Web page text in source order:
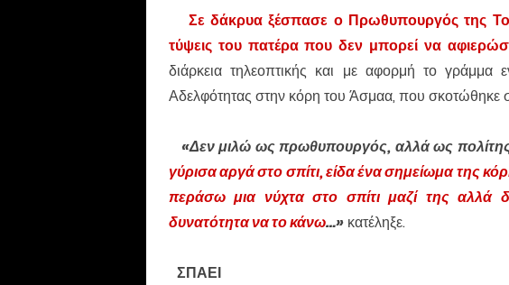
Σε δάκρυα ξέσπασε ο Πρωθυπουργός της
τύψεις του πατέρα που δεν μπορεί να
διάρκεια τηλεοπτικής και με αφορμή το γράμμα
Αδελφότητας στην κόρη του Άσμαα, που σκοτώθηκε
«Δεν μιλώ ως πρωθυπουργός, αλλά ως
γύρισα αργά στο σπίτι, είδα ένα σημείωμα της
περάσω μια νύχτα στο σπίτι μαζί της αλλά
δυνατότητα να το κάνω…» κατέληξε.
ΣΠΑΕΙ